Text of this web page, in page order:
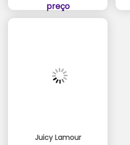
para o homem
preço
Juicy Lamour